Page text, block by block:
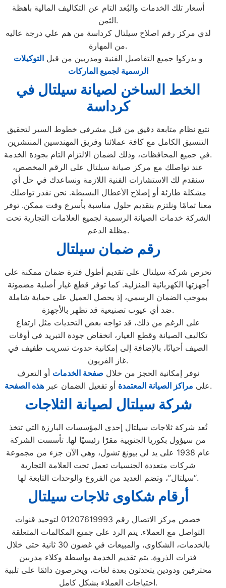
أسعار تلك الخدمات والبُعد التام عن التكاليف المالية باهظة
الثمن.
لدي مركز رقم اصلاح سيلتال كرداسة من هم علي درجة عاليه
من المهارة.
و يدركوا جميع التفاصيل الفنية ومدربين من قبلالتوكيلات
الرسمية لجميع الماركات
الخط الساخن لصيانة سيلتال في
كرداسة
نتبع نظام متابعة دقيق من قبل مشرفي خطوط السير لتحقيق
التنسيق الكامل مع كافة عملائنا وفريق المهندسين المنتشرين
في جميع المحافظات، وذلك لضمان الالتزام التام بجودة الخدمة.
عند تواصلك مع مركز صيانة سيلتال على الرقم المخصص،
سنقدم لك الاستشارات الفنية اللازمة ونساعدك في حل أي
مشكلة طارئة أو إصلاح الأعطال البسيطة. نحن نقدر تواصلك
معنا تمامًا ونلتزم بتقديم حلول مناسبة بأسرع وقت ممكن. توفر
الشركة خدمات الصيانة الرسمية لجميع العلامات التجارية تحت
مظلة الدعم.
رقم ضمان سيلتال
تحرص شركة سيلتال على تقديم أطول فترة ضمان ممكنة على
أجهزتها الكهربائية المنزلية. كما توفر قطع غيار أصلية مضمونة
بموجب الضمان الرسمي، إذ يحصل العميل على حماية شاملة
ضد أي عيوب تصنيعية قد تظهر بالأجهزة.
على الرغم من ذلك، قد تواجه بعض التحديات مثل ارتفاع
تكاليف الصيانة وقطع الغيار، انخفاض جودة التبريد في أوقات
الصيف أحيانًا، بالإضافة إلى إمكانية حدوث تسريب طفيف في
غاز الفريون.
نوفر إمكانية الحجز من خلال صفحة الخدمات أو التعرف
على مراكز الصيانة المعتمدة أو تفعيل الضمان عبرهذه الصفحة .
شركة سيلتال لصيانة الثلاجات
تُعد شركة ثلاجات سيلتال إحدى المؤسسات البارزة التي تتخذ
من سيؤول بكوريا الجنوبية مقرًا رئيسيًا لها. تأسست الشركة
عام 1938 على يد لي بيونغ تشول، وهي الآن جزء من مجموعة
شركات متعددة الجنسيات تعمل تحت العلامة التجارية
“سيلتال”، وتضم العديد من الفروع والوحدات التابعة لها.
أرقام شكاوى ثلاجات سيلتال
خصص مركز الاتصال رقم 01207619993 لتوحيد قنوات
التواصل مع العملاء. يتم الرد على جميع المكالمات المتعلقة
بالخدمات، الشكاوى، والمبيعات في غضون 30 ثانية حتى خلال
فترات الذروة. يتم تقديم الخدمة بواسطة وكلاء مدربين
محترفين ودودين يتحدثون بعدة لغات، ويحرصون دائمًا على تلبية
احتياجات العملاء بشكل كامل.